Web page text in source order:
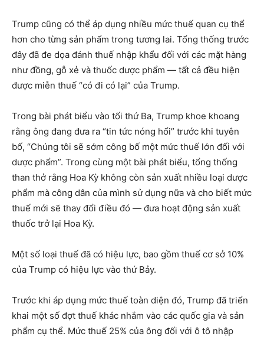
Trump cũng có thể áp dụng nhiều mức thuế quan cụ thể
hơn cho từng sản phẩm trong tương lai. Tổng thống trước
đây đã đe dọa đánh thuế nhập khẩu đối với các mặt hàng
như đồng, gỗ xẻ và thuốc dược phẩm — tất cả đều hiện
được miễn thuế “có đi có lại” của Trump.
Trong bài phát biểu vào tối thứ Ba, Trump khoe khoang
rằng ông đang đưa ra “tin tức nóng hổi” trước khi tuyên
bố, “Chúng tôi sẽ sớm công bố một mức thuế lớn đối với
dược phẩm”. Trong cùng một bài phát biểu, tổng thống
than thở rằng Hoa Kỳ không còn sản xuất nhiều loại dược
phẩm mà công dân của mình sử dụng nữa và cho biết mức
thuế mới sẽ thay đổi điều đó — đưa hoạt động sản xuất
thuốc trở lại Hoa Kỳ.
Một số loại thuế đã có hiệu lực, bao gồm thuế cơ sở 10%
của Trump có hiệu lực vào thứ Bảy.
Trước khi áp dụng mức thuế toàn diện đó, Trump đã triển
khai một số đợt thuế khác nhắm vào các quốc gia và sản
phẩm cụ thể. Mức thuế 25% của ông đối với ô tô nhập